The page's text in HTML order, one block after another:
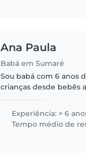
Ana Paula
Babá em Sumaré
Sou babá com 6 anos
crianças desde bebês
e atendimento pré-
Experiência: > 6
Tempo médio de